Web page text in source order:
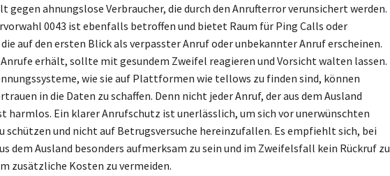
gegen ahnungslose Verbraucher, die durch den Anrufterror verunsichert werden.
0043 ist ebenfalls betroffen und bietet Raum für Ping Calls oder
auf den ersten Blick als verpasster Anruf oder unbekannter Anruf erscheinen.
Anrufe erhält, sollte mit gesundem Zweifel reagieren und Vorsicht walten lassen.
wie sie auf Plattformen wie tellows zu finden sind, können
in die Daten zu schaffen. Denn nicht jeder Anruf, der aus dem Ausland
harmlos. Ein klarer Anrufschutz ist unerlässlich, um sich vor unerwünschten
schützen und nicht auf Betrugsversuche hereinzufallen. Es empfiehlt sich, bei
dem Ausland besonders aufmerksam zu sein und im Zweifelsfall kein Rückruf zu
zusätzliche Kosten zu vermeiden.